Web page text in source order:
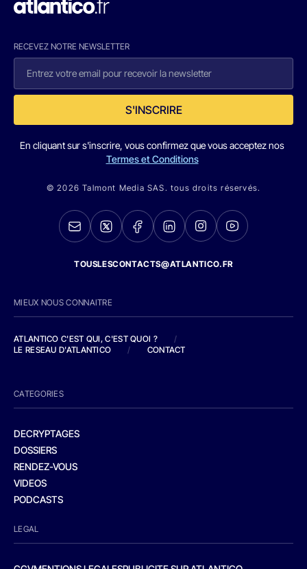
RECEVEZ NOTRE NEWSLETTER
S'INSCRIRE
En cliquant sur s'inscrire, vous confirmez que vous acceptez nos
Termes et Conditions
© 2026 Talmont Media SAS. tous droits réservés.
TOUSLESCONTACTS@ATLANTICO.FR
MIEUX NOUS CONNAITRE
ATLANTICO C'EST QUI, C'EST QUOI ?
/
LE RESEAU D'ATLANTICO
/ CONTACT
CATEGORIES
DECRYPTAGES
DOSSIERS
RENDEZ-VOUS
VIDEOS
PODCASTS
LEGAL